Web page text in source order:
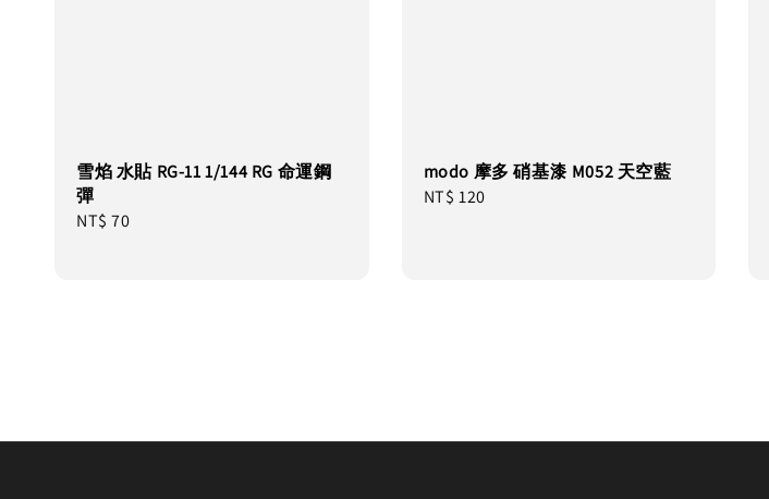
雪焰 水貼 RG-11 1/144 RG 命運鋼
彈
Regular
NT$ 70
modo 摩多 硝基漆 M052 天空藍
Regular
NT$ 120